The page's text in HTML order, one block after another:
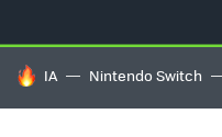
HOY SE HABLA DE
IA Nintendo Switch